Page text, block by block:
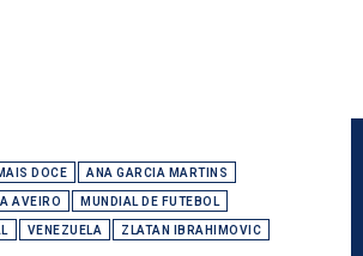
DOCE ANA GARCIA MARTINS
AVEIRO MUNDIAL DE FUTEBOL
VENEZUELA ZLATAN IBRAHIMOVIC